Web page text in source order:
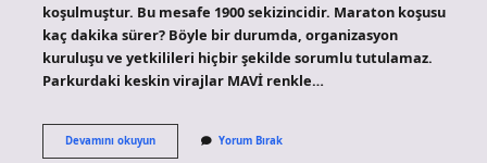
koşulmuştur. Bu mesafe 1900 sekizincidir. Maraton koşusu
kaç dakika sürer? Böyle bir durumda, organizasyon
kuruluşu ve yetkilileri hiçbir şekilde sorumlu tutulamaz.
Parkurdaki keskin virajlar MAVİ renkle…
Devamını okuyun42
Km
Yorum Bırak